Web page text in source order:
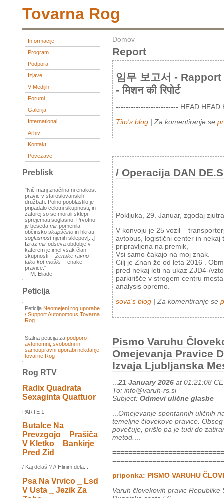
Tovarna Rog
Informacije
Program
Podpora
Izjave
V Medijih
Forumi
Galerija
International
Arhiv
Kontakt
Povezave
Preblisk
"Nič manj značilna ni enakost
pravic v staroslovanskih
družbah. Polno pooblastilo je
pripadalo celotni skupnosti, in
zatorej so se morali sklepi
sprejemati soglasno. Prvotno
je beseda mir pomenila
občinsko skupščino in hkrati
soglasnostnjenih sklepov[...]
Izraz mir odseva obdobje v
katerem je imel vsak član
skupnosti -- ženske ravno
tako kot moški-- enake
pravice."
-- M. Eliade
Peticija
Peticija Neomejeni rog uporabe
/ Support Autonomous Tovarna
Rog
Stalna peticija za podporo
avtonomni, svobodni in
samoupravni uporabi nekdanje
tovarne Rog
Rog RTV
Radix Quadrata
Sexaginta Quattuor
PARTE 1:
Butalce Na
Prevzgojo _ Prašiča
V Kletko _ Bankirje
Pred Zid
/ Kaj delaš ? // Hlinim dela...
Psa Na Vrvico _ Lsd
V Usta _ Jezik Za
Domov
Report
임무 보고서 -
- मिशन की रिपोर्ट
------------------------- HEAD HEAD
Tito's blog | Za komentiranje se
/ Operacija DAN
Pokljuka, 29. Januar, zgodaj
V konvoju je 25 vozil –
avtobus, logistični center in
pripravljena na premik,
Vsi samo čakajo na moj znak.
Cilj je Znan že od leta 2016 .
pred nekaj leti na ukaz ZJD4-/
parkirišče v strogem centru
analysis opremo.
sova's blog | Za komentiranje se
Pismo Varuhu
Omejevanja Pravice
Izvaja Ljubljanska
...21 January 2026 at 01:21:08
To: info@varuh-rs.si
Subject: Odmevi ulične glasbe
...Omejevanje spontannih uličnih
temeljne človekove pravice.
povečuje, prišlo pa je tudi do
metod....
priponka: PISMO VARUHU
Varuh človekovih pravic Republike